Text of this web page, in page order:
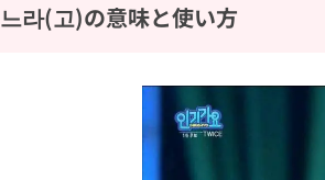
느라(고)の意味と使い方